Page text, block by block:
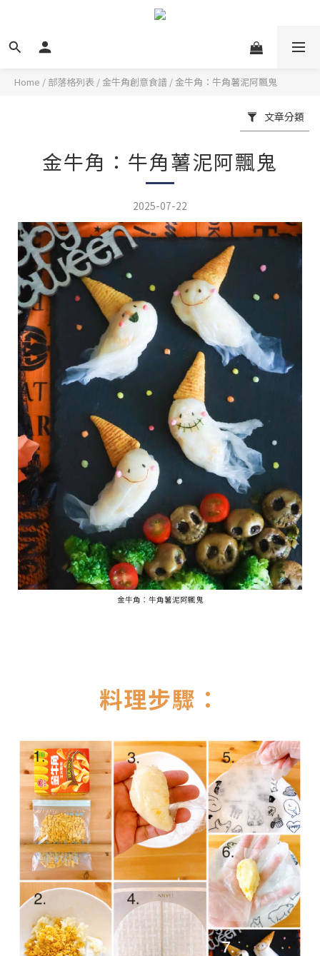
Home / 部落格列表 /金牛角創意食譜 /金牛角：牛角薯泥阿飄鬼
文章分類
金牛角：牛角薯泥阿飄鬼
2025-07-22
金牛角：牛角薯泥阿飄鬼
料理步驟：